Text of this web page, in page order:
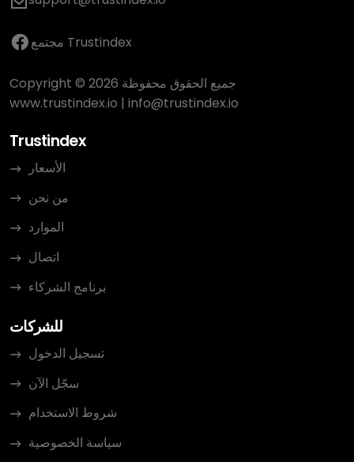
مجتمع Trustindex
Copyright © 2026 جميع الحقوق محفوظة
www.trustindex.io | info@trustindex.io
Trustindex
الأسعار
من نحن
الموارد
اتصال
برنامج الشركاء
للشركات
تسجيل الدخول
سجّل الآن
شروط الاستخدام
سياسة الخصوصية